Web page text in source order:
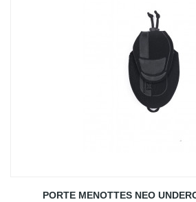
PORTE MENOTTES NEO